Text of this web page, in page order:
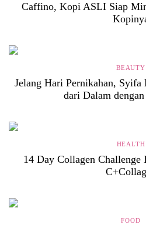
Caffino, Kopi ASLI Siap
BEAUTY
Jelang Hari Pernikahan,
dari Dalam
HEALTH
14 Day Collagen Challenge
FOOD